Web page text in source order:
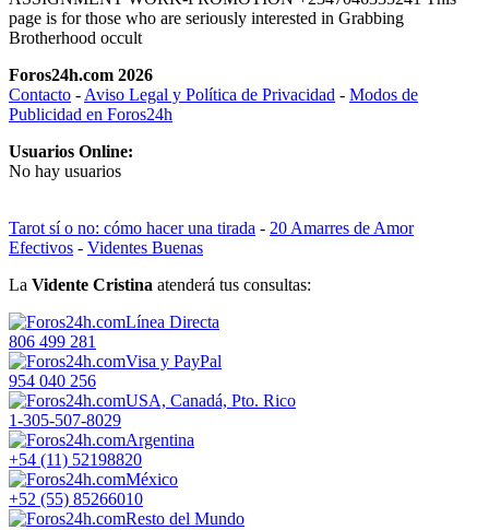
page is for those who are seriously interested in Grabbing
Brotherhood occult
Foros24h.com 2026
Contacto - Aviso Legal y Política de Privacidad - Modos de
Publicidad en Foros24h
Usuarios Online:
No hay usuarios
Tarot sí o no: cómo hacer una tirada - 20 Amarres de Amor
Efectivos - Videntes Buenas
La Vidente Cristina atenderá tus consultas:
Línea Directa
806 499 281
Visa y PayPal
954 040 256
USA, Canadá, Pto. Rico
1-305-507-8029
Argentina
+54 (11) 52198820
México
+52 (55) 85266010
Resto del Mundo